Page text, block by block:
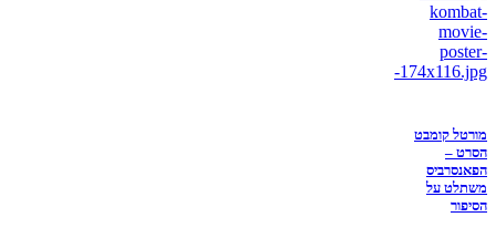
מורטל קומבט
הסרט –
הפאנסרביס
משתלט על
הסיפור